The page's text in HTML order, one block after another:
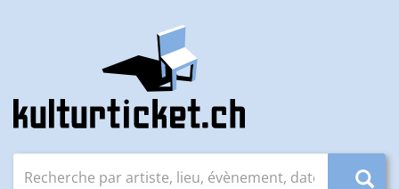
Recherche par artiste, lieu, évènement, date